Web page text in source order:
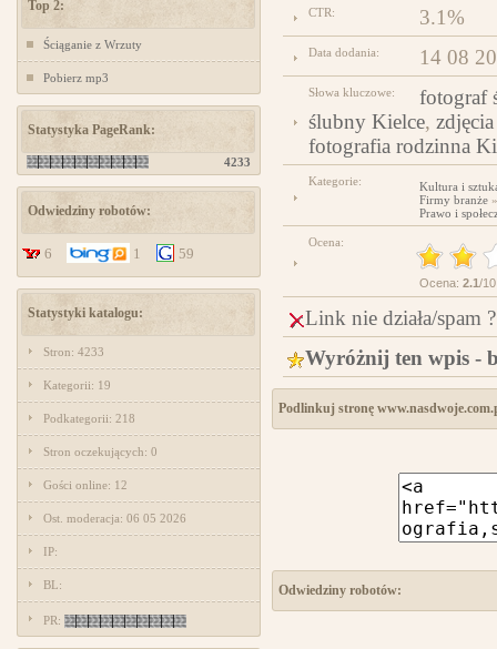
Top 2:
Ściąganie z Wrzuty
Pobierz mp3
Statystyka PageRank:
4233
Odwiedziny robotów:
6 1 59
Statystyki katalogu:
Stron: 4233
Kategorii: 19
Podkategorii: 218
Stron oczekujących: 0
Gości online: 12
Ost. moderacja: 06 05 2026
IP:
BL:
PR:
CTR: 3.1%
Data dodania: 14 08
Słowa kluczowe:
fotograf
ślubny Kielce,
fotografia rodzinna
Kategorie:
Kultura i
Firmy branże
Prawo i
Ocena:
Ocena: 2.1/
Link nie działa/spam ?
Wyróżnij ten wpis -
Podlinkuj stronę
Odwiedziny robotów: